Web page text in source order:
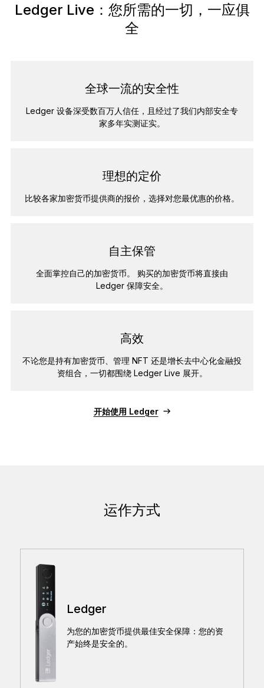
Ledger Live：您所需的一切，一应俱
全
全球一流的安全性
Ledger 设备深受数百万人信任，且经过了我们内部安全专
家多年实测证实。
理想的定价
比较各家加密货币提供商的报价，选择对您最优惠的价格。
自主保管
全面掌控自己的加密货币。 购买的加密货币将直接由
Ledger 保障安全。
高效
不论您是持有加密货币、管理 NFT 还是增长去中心化金融投
资组合，一切都围绕 Ledger Live 展开。
开始使用 Ledger
运作方式
Ledger
为您的加密货币提供最佳安全保障：您的资
产始终是安全的。